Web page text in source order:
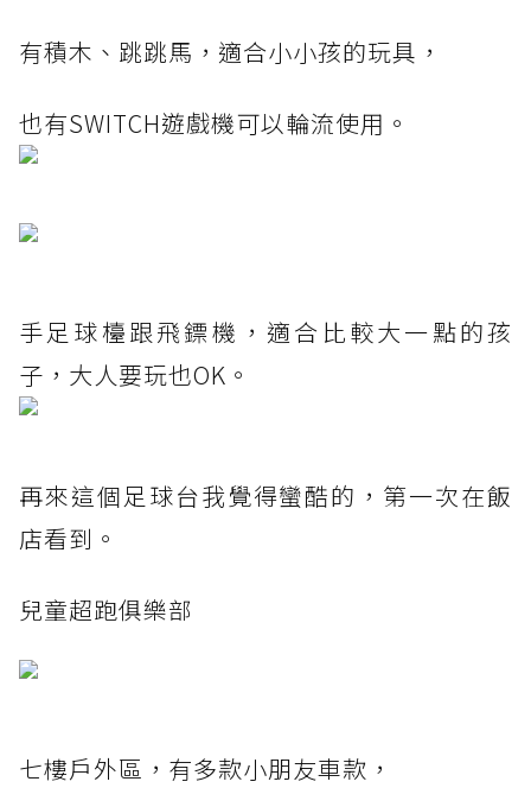
有積木、跳跳馬，適合小小孩的玩具，
也有SWITCH遊戲機可以輪流使用。
手足球檯跟飛鏢機，適合比較大一點的孩
子，大人要玩也OK。
再來這個足球台我覺得蠻酷的，第一次在飯
店看到。
兒童超跑俱樂部
七樓戶外區，有多款小朋友車款，